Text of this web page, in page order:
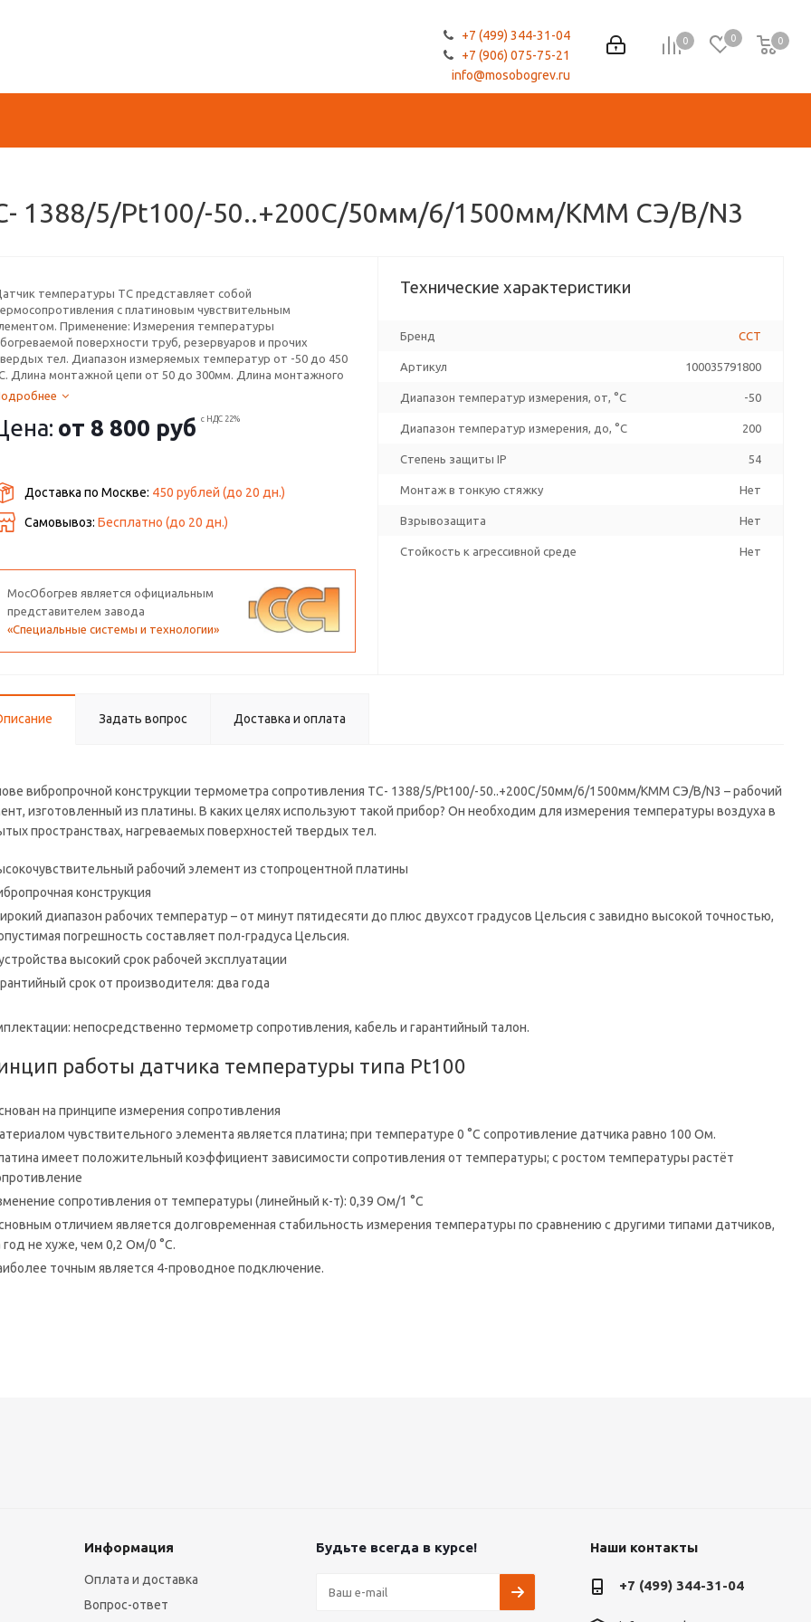
0 0 0
0
+7 (499) 344-31-04
+7 (906) 075-75-21
info@mosobogrev.ru
1388/5/Pt100/-50..+200C/50мм/6/1500мм/КММ СЭ/В/N3
температуры ТС представляет собой
с платиновым чувствительным
Применение: Измерения температуры
поверхности труб, резервуаров и прочих
тел. Диапазон измеряемых температур от -50 до 450
Длина монтажной цепи от 50 до 300мм. Длина монтажного
от 300 до 10 000мм. Максимальная удаленность от
1-3 дня.
от 8 800 руб с НДС 22%
Доставка по Москве: 450 рублей (до 20 дн.)
Самовывоз:Бесплатно (до 20 дн.)
МосОбогрев является официальным
представителем завода
«Специальные системы и технологии»
Технические характеристики
Бренд ССТ
Артикул 100035791800
Диапазон температур измерения, от, °C -50
Диапазон температур измерения, до, °C 200
Степень защиты IP 54
Монтаж в тонкую стяжку Нет
Взрывозащита Нет
Стойкость к агрессивной среде Нет
Задать вопрос Доставка и оплата
вибропрочной конструкции термометра сопротивления ТС- 1388/5/Pt100/-50..+200C/50мм/6/1500мм/КММ СЭ/В/N3 – рабочий
изготовленный из платины. В каких целях используют такой прибор? Он необходим для измерения температуры воздуха в
пространствах, нагреваемых поверхностей твердых тел.
рабочий элемент из стопроцентной платины
конструкция
диапазон рабочих температур – от минут пятидесяти до плюс двухсот градусов Цельсия с завидно высокой точностью,
погрешность составляет пол-градуса Цельсия.
высокий срок рабочей эксплуатации
срок от производителя: два года
непосредственно термометр сопротивления, кабель и гарантийный талон.
работы датчика температуры типа Pt100
на принципе измерения сопротивления
чувствительного элемента является платина; при температуре 0 °C сопротивление датчика равно 100 Ом.
имеет положительный коэффициент зависимости сопротивления от температуры; с ростом температуры растёт
сопротивления от температуры (линейный к-т): 0,39 Ом/1 °C
отличием является долговременная стабильность измерения температуры по сравнению с другими типами датчиков,
год не хуже, чем 0,2 Ом/0 °C.
точным является 4-проводное подключение.
Информация
Оплата и доставка
Вопрос-ответ
Будьте всегда в курсе! Наши контакты
+7 (499) 344-31-04